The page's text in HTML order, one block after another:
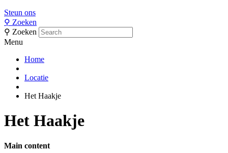
Steun ons
⚲ Zoeken
⚲ Zoeken
Menu
Home
Locatie
Het Haakje
Het Haakje
Main content